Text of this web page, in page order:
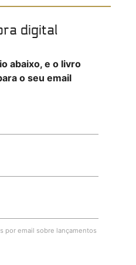
digital
abaixo, e o livro
o seu email
por email sobre lançamentos